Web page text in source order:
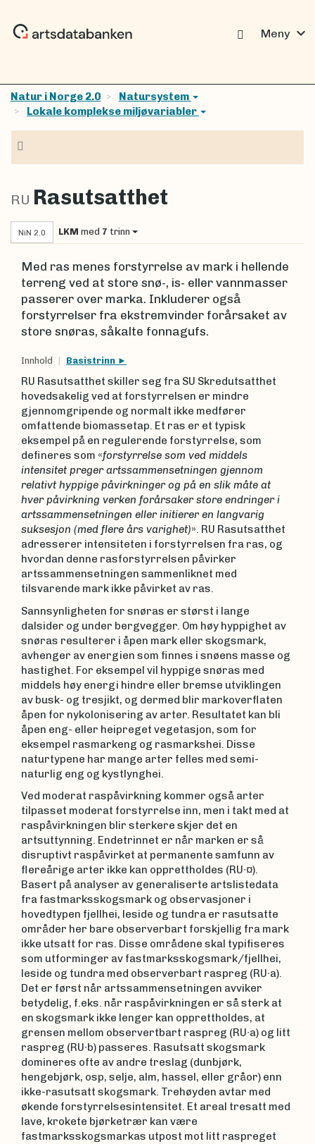
Meny expand_more
Natur i Norge 2.0
Natursystem
Lokale komplekse miljøvariabler
RU Rasutsatthet
NiN 2.0 LKM med 7 trinn
Med ras menes forstyrrelse av mark i hellende
terreng ved at store snø-, is- eller vannmasser
passerer over marka. Inkluderer også
forstyrrelser fra ekstremvinder forårsaket av
store snøras, såkalte fonnagufs.
Innhold Basistrinn
RU Rasutsatthet skiller seg fra SU Skredutsatthet
hovedsakelig ved at forstyrrelsen er mindre
gjennomgripende og normalt ikke medfører
omfattende biomassetap. Et ras er et typisk
eksempel på en regulerende forstyrrelse, som
defineres som «forstyrrelse som ved middels
intensitet preger artssammensetningen gjennom
relativt hyppige påvirkninger og på en slik måte at
hver påvirkning verken forårsaker store endringer i
artssammensetningen eller initierer en langvarig
suksesjon (med flere års varighet)». RU Rasutsatthet
adresserer intensiteten i forstyrrelsen fra ras, og
hvordan denne rasforstyrrelsen påvirker
artssammensetningen sammenliknet med
tilsvarende mark ikke påvirket av ras.
Sannsynligheten for snøras er størst i lange
dalsider og under bergvegger. Om høy hyppighet av
snøras resulterer i åpen mark eller skogsmark,
avhenger av energien som finnes i snøens masse og
hastighet. For eksempel vil hyppige snøras med
middels høy energi hindre eller bremse utviklingen
av busk- og tresjikt, og dermed blir markoverflaten
åpen for nykolonisering av arter. Resultatet kan bli
åpen eng- eller heipreget vegetasjon, som for
eksempel rasmarkeng og rasmarkshei. Disse
naturtypene har mange arter felles med semi-
naturlig eng og kystlynghei.
Ved moderat raspåvirkning kommer også arter
tilpasset moderat forstyrrelse inn, men i takt med at
raspåvirkningen blir sterkere skjer det en
artsuttynning. Endetrinnet er når marken er så
disruptivt raspåvirket at permanente samfunn av
flereårige arter ikke kan opprettholdes (RU∙¤).
Basert på analyser av generaliserte artslistedata
fra fastmarksskogsmark og observasjoner i
hovedtypen fjellhei, leside og tundra er rasutsatte
områder her bare observerbart forskjellig fra mark
ikke utsatt for ras. Disse områdene skal typifiseres
som utforminger av fastmarksskogsmark/fjellhei,
leside og tundra med observerbart raspreg (RU∙a).
Det er først når artssammensetningen avviker
betydelig, f.eks. når raspåvirkningen er så sterk at
en skogsmark ikke lenger kan opprettholdes, at
grensen mellom observertbart raspreg (RU∙a) og litt
raspreg (RU∙b) passeres. Rasutsatt skogsmark
domineres ofte av andre treslag (dunbjørk,
hengebjørk, osp, selje, alm, hassel, eller gråor) enn
ikke-rasutsatt skogsmark. Trehøyden avtar med
økende forstyrrelsesintensitet. Et areal tresatt med
lave, krokete bjørketrær kan være
fastmarksskogsmarkas utpost mot litt raspreget